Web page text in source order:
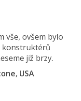
vše, ovšem bylo
konstruktérů
již brzy.
USA